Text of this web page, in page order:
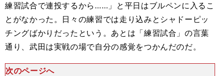
練習試合で連投するから……」と平日はブルペンに入るこ
とがなかった。日々の練習では走り込みとシャドーピッ
チングばかりだったという。あとは「練習試合」の言葉
通り、武田は実戦の場で自分の感覚をつかんだのだ。
次のページへ